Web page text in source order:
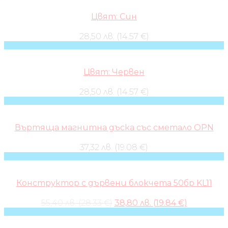
Цвят: Син
28,50 лв. (14.57 €)
Цвят: Червен
28,50 лв. (14.57 €)
Въртяща магнитна дъска със сметало OPN
37,32 лв. (19.08 €)
Конструктор с дървени блокчета 50бр KL11
Original
38,80 лв. (19.84 €)